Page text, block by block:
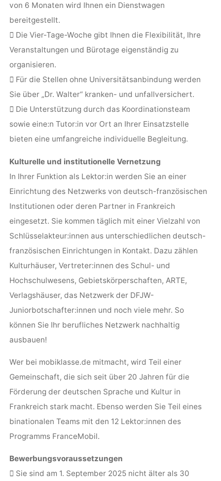
von 6 Monaten wird Ihnen ein Dienstwagen
bereitgestellt.
 Die Vier-Tage-Woche gibt Ihnen die Flexibilität, Ihre
Veranstaltungen und Bürotage eigenständig zu
organisieren.
 Für die Stellen ohne Universitätsanbindung werden
Sie über „Dr. Walter“ kranken- und unfallversichert.
 Die Unterstützung durch das Koordinationsteam
sowie eine:n Tutor:in vor Ort an Ihrer Einsatzstelle
bieten eine umfangreiche individuelle Begleitung.
Kulturelle und institutionelle Vernetzung
In Ihrer Funktion als Lektor:in werden Sie an einer
Einrichtung des Netzwerks von deutsch-französischen
Institutionen oder deren Partner in Frankreich
eingesetzt. Sie kommen täglich mit einer Vielzahl von
Schlüsselakteur:innen aus unterschiedlichen deutsch-
französischen Einrichtungen in Kontakt. Dazu zählen
Kulturhäuser, Vertreter:innen des Schul- und
Hochschulwesens, Gebietskörperschaften, ARTE,
Verlagshäuser, das Netzwerk der DFJW-
Juniorbotschafter:innen und noch viele mehr. So
können Sie Ihr berufliches Netzwerk nachhaltig
ausbauen!
Wer bei mobiklasse.de mitmacht, wird Teil einer
Gemeinschaft, die sich seit über 20 Jahren für die
Förderung der deutschen Sprache und Kultur in
Frankreich stark macht. Ebenso werden Sie Teil eines
binationalen Teams mit den 12 Lektor:innen des
Programms FranceMobil.
Bewerbungsvoraussetzungen
 Sie sind am 1. September 2025 nicht älter als 30